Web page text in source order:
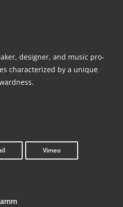
desi­gner, and music pro­
cha­rac­te­ri­zed by a uni­que
Vimeo